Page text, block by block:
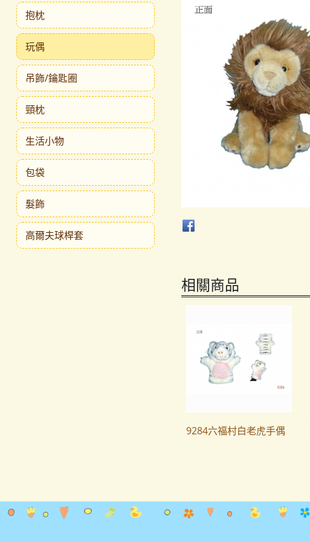
抱枕
玩偶
吊飾/鑰匙圈
頸枕
生活小物
包袋
髮飾
高爾夫球桿套
相關商品
9284六福村白老虎手偶